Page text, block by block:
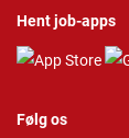
Hent job-apps
Følg os